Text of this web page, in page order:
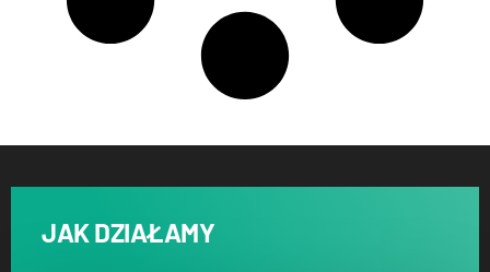
JAK DZIAŁAMY